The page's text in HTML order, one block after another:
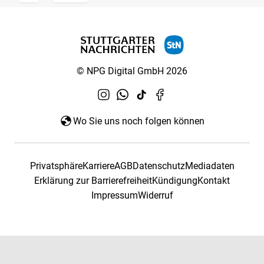
© NPG Digital GmbH 2026
Wo Sie uns noch folgen können
PrivatsphäreKarriereAGBDatenschutzMediadaten
Erklärung zur BarrierefreiheitKündigungKontakt
ImpressumWiderruf